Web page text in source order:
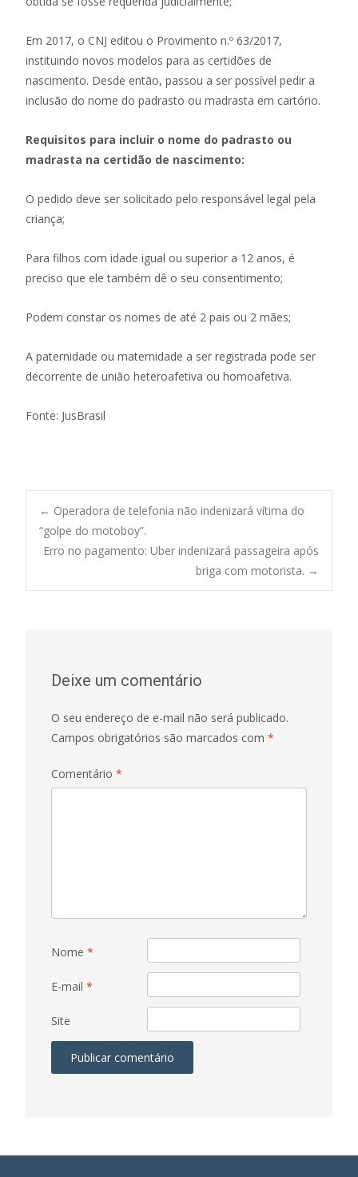
Em 2017, o CNJ editou o Provimento n.º 63/2017,
instituindo novos modelos para as certidões de
nascimento. Desde então, passou a ser possível pedir a
inclusão do nome do padrasto ou madrasta em cartório.
Requisitos para incluir o nome do padrasto ou
madrasta na certidão de nascimento:
O pedido deve ser solicitado pelo responsável legal pela
criança;
Para filhos com idade igual ou superior a 12 anos, é
preciso que ele também dê o seu consentimento;
Podem constar os nomes de até 2 pais ou 2 mães;
A paternidade ou maternidade a ser registrada pode ser
decorrente de união heteroafetiva ou homoafetiva.
Fonte: JusBrasil
Post
navigation
← Operadora de telefonia não indenizará vítima do
“golpe do motoboy”.
Erro no pagamento: Uber indenizará passageira após
briga com motorista. →
Deixe um comentário
O seu endereço de e-mail não será publicado.
Campos obrigatórios são marcados com *
Comentário *
Nome *
E-mail *
Site